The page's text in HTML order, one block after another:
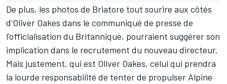
De plus, les photos de Briatore tout sourire aux côtés
d'Oliver Oakes dans le communiqué de presse de
l'officialisation du Britannique, pourraient suggérer son
implication dans le recrutement du nouveau directeur.
Mais justement, qui est Oliver Oakes, celui qui prendra
la lourde responsabilité de tenter de propulser Alpine